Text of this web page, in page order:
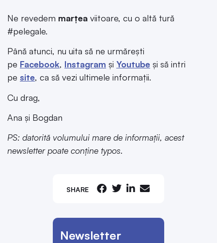
SHARE
Newsletter
Ne revedem marțea viitoare, cu o altă tură
#pelegale.
Până atunci, nu uita să ne urmărești
pe Facebook, Instagram și Youtube și să intri
pe site, ca să vezi ultimele informații.
Cu drag,
Ana și Bogdan
PS: datorită volumului mare de informații, acest
newsletter poate conține typos.